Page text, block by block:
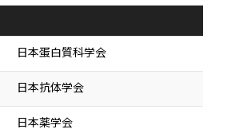
日本蛋白質科学会
日本抗体学会
日本薬学会